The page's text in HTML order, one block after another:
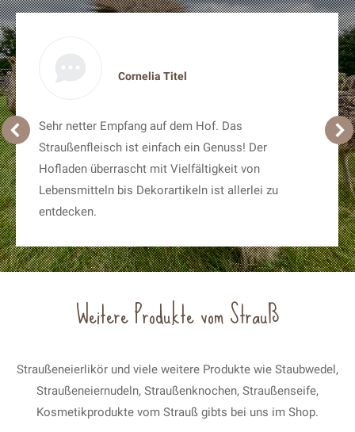
Cornelia Titel
Sehr netter Empfang auf dem Hof. Das
Straußenfleisch ist einfach ein Genuss! Der
Hofladen überrascht mit Vielfältigkeit von
Lebensmitteln bis Dekorartikeln ist allerlei zu
entdecken.
Weitere Produkte vom Strauß
Straußeneierlikör und viele weitere Produkte wie Staubwedel,
Straußeneiernudeln, Straußenknochen, Straußenseife,
Kosmetikprodukte vom Strauß gibts bei uns im Shop.